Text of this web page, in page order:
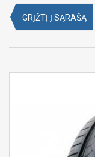
GRĮŽTĮ Į SĄRAŠĄ